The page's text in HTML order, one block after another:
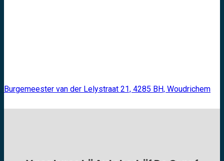
Burgemeester van der Lelystraat 21, 4285 BH, Woudrichem